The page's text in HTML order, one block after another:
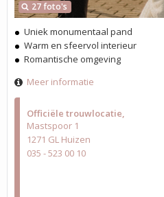
Officiële trouwlocatie
Mastspoor 1
1271 GL Huizen
035 - 523 00 10
27 foto's
Uniek monumentaal pand
Warm en sfeervol interieur
Romantische omgeving
Meer informatie